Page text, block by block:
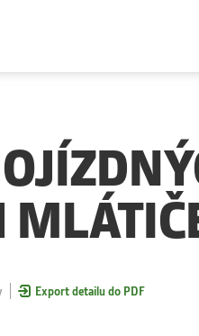
Export detailu do PDF